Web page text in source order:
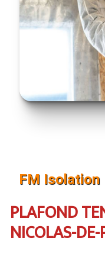
FM Isolation
PLAFOND
NICOLAS-